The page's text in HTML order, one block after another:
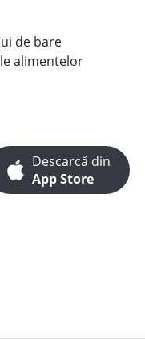
de bare
alimentelor
Descarcă din
App Store